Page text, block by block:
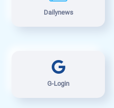
Dailynews
G-Login